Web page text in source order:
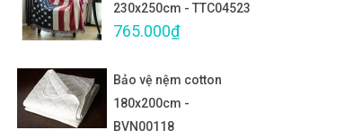
230x250cm - TTC04523
765.000₫
Bảo vệ nệm cotton
180x200cm -
BVN00118